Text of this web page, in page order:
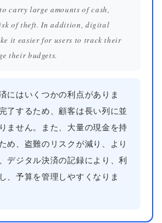
carry large amounts of cash,
of theft. In addition, digital
it easier for users to track their
their budgets.
にはいくつかの利点がありま
了するため、顧客は長い列に並
ません。また、大量の現金を持
め、盗難のリスクが減り、より
デジタル決済の記録により、利
、予算を管理しやすくなりま